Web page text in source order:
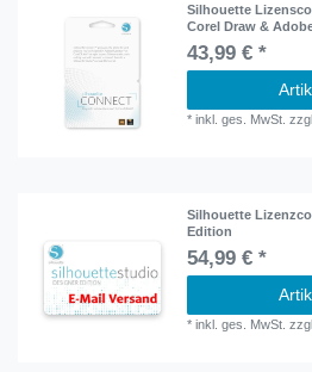
Silhouette
Corel Draw &
43,99 € *
*inkl. ges. MwSt.
Silhouette
Edition
54,99 € *
*inkl. ges. MwSt.